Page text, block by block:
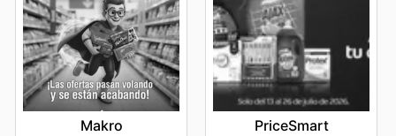
Makro PriceSmart